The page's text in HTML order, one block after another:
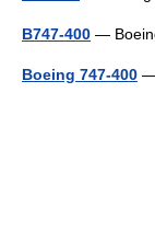
B747-400 —
Boeing 747-400 —